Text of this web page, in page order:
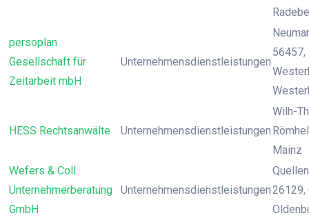
persoplan
Gesellschaft für
Zeitarbeit mbH
Unternehmensdienstleistungen
56457,
HESS Rechtsanwälte Unternehmensdienstleistungen
Wilh-
Mainz
Wefers & Coll.
Unternehmerberatung
GmbH
Unternehmensdienstleistungen26129,